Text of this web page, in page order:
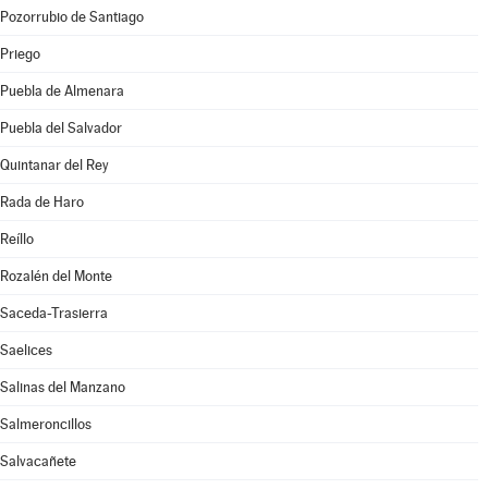
Pozorrubio de Santiago
Priego
Puebla de Almenara
Puebla del Salvador
Quintanar del Rey
Rada de Haro
Reíllo
Rozalén del Monte
Saceda-Trasierra
Saelices
Salinas del Manzano
Salmeroncillos
Salvacañete